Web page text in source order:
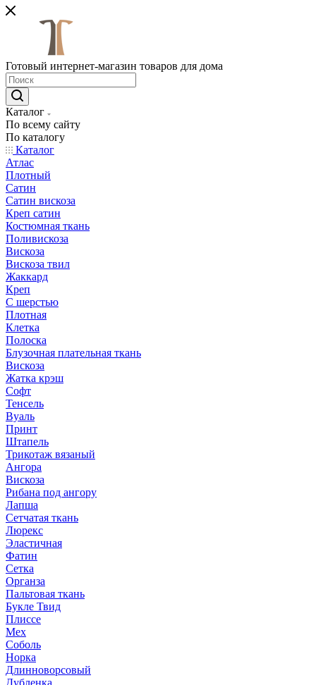
Готовый интернет-магазин товаров для дома
Каталог
По всему сайту
По каталогу
Каталог
Атлас
Плотный
Сатин
Сатин вискоза
Креп сатин
Костюмная ткань
Поливискоза
Вискоза
Вискоза твил
Жаккард
Креп
С шерстью
Плотная
Клетка
Полоска
Блузочная плательная ткань
Вискоза
Жатка крэш
Софт
Тенсель
Вуаль
Принт
Штапель
Трикотаж вязаный
Ангора
Вискоза
Рибана под ангору
Лапша
Сетчатая ткань
Люрекс
Эластичная
Фатин
Сетка
Органза
Пальтовая ткань
Букле Твид
Плиссе
Мех
Соболь
Норка
Длинноворсовый
Дубленка